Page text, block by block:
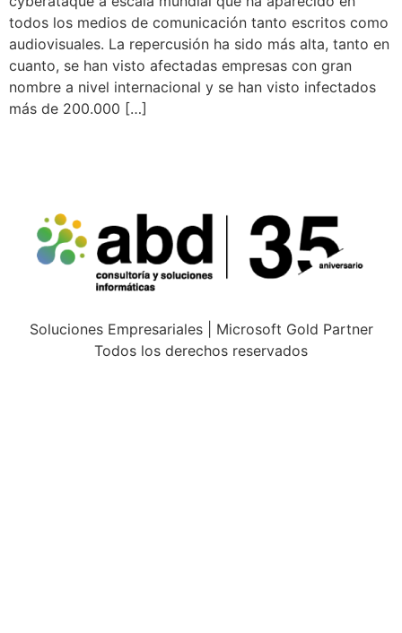
todos los medios de comunicación tanto escritos como
audiovisuales. La repercusión ha sido más alta, tanto en
cuanto, se han visto afectadas empresas con gran
nombre a nivel internacional y se han visto infectados
más de 200.000 […]
Soluciones Empresariales | Microsoft Gold Partner
Todos los derechos reservados